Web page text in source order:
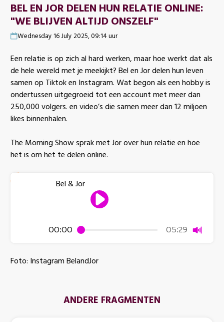
BEL EN JOR DELEN HUN RELATIE ONLINE:
"WE BLIJVEN ALTIJD ONSZELF"
Wednesday 16 July 2025, 09:14 uur
Een relatie is op zich al hard werken, maar hoe werkt dat als
de hele wereld met je meekijkt? Bel en Jor delen hun leven
samen op Tiktok en Instagram. Wat begon als een hobby is
ondertussen uitgegroeid tot een account met meer dan
250,000 volgers. en video’s die samen meer dan 12 miljoen
likes binnenhalen.
The Morning Show sprak met Jor over hun relatie en hoe
het is om het te delen online.
00:00 05:29 Dempen
Bel & Jor
Foto: Instagram BelandJor
ANDERE FRAGMENTEN